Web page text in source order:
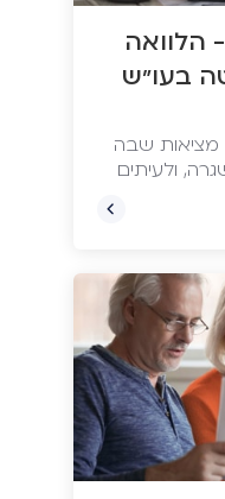
הלוואה
בעו"ש
מציאות שבה
ולעיתים
נחשב
לסייע